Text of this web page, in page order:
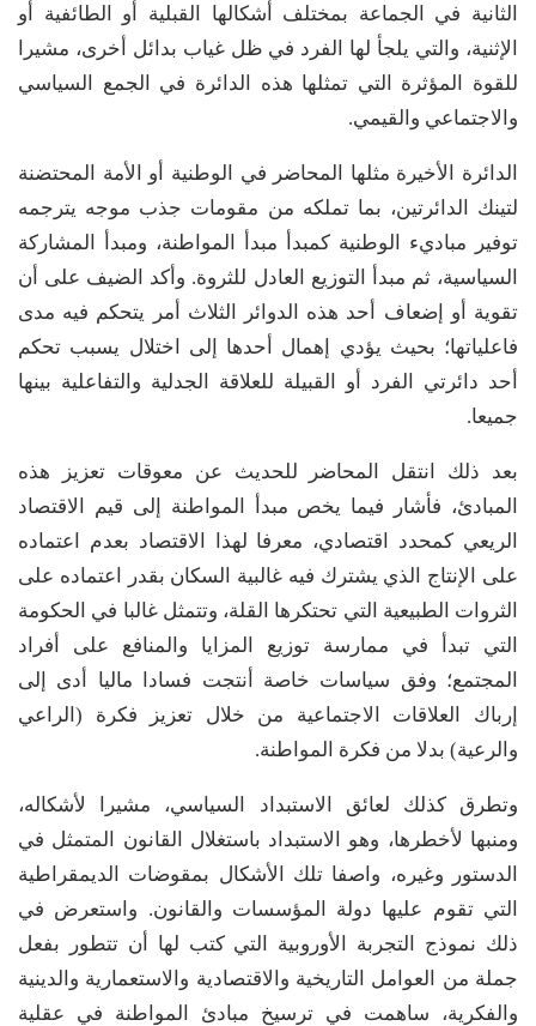
الثانية في الجماعة بمختلف أشكالها القبلية أو الطائفية أو
الإثنية، والتي يلجأ لها الفرد في ظل غياب بدائل أخرى، مشيرا
للقوة المؤثرة التي تمثلها هذه الدائرة في الجمع السياسي
والاجتماعي والقيمي.
الدائرة الأخيرة مثلها المحاضر في الوطنية أو الأمة المحتضنة
لتينك الدائرتين، بما تملكه من مقومات جذب موجه يترجمه
توفير مباديء الوطنية كمبدأ مبدأ المواطنة، ومبدأ المشاركة
السياسية، ثم مبدأ التوزيع العادل للثروة. وأكد الضيف على أن
تقوية أو إضعاف أحد هذه الدوائر الثلاث أمر يتحكم فيه مدى
فاعلياتها؛ بحيث يؤدي إهمال أحدها إلى اختلال يسبب تحكم
أحد دائرتي الفرد أو القبيلة للعلاقة الجدلية والتفاعلية بينها
جميعا.
بعد ذلك انتقل المحاضر للحديث عن معوقات تعزيز هذه
المبادئ، فأشار فيما يخص مبدأ المواطنة إلى قيم الاقتصاد
الريعي كمحدد اقتصادي، معرفا لهذا الاقتصاد بعدم اعتماده
على الإنتاج الذي يشترك فيه غالبية السكان بقدر اعتماده على
الثروات الطبيعية التي تحتكرها القلة، وتتمثل غالبا في الحكومة
التي تبدأ في ممارسة توزيع المزايا والمنافع على أفراد
المجتمع؛ وفق سياسات خاصة أنتجت فسادا ماليا أدى إلى
إرباك العلاقات الاجتماعية من خلال تعزيز فكرة (الراعي
والرعية) بدلا من فكرة المواطنة.
وتطرق كذلك لعائق الاستبداد السياسي، مشيرا لأشكاله،
ومنبها لأخطرها، وهو الاستبداد باستغلال القانون المتمثل في
الدستور وغيره، واصفا تلك الأشكال بمقوضات الديمقراطية
التي تقوم عليها دولة المؤسسات والقانون. واستعرض في
ذلك نموذج التجربة الأوروبية التي كتب لها أن تتطور بفعل
جملة من العوامل التاريخية والاقتصادية والاستعمارية والدينية
والفكرية، ساهمت في ترسيخ مبادئ المواطنة في عقلية